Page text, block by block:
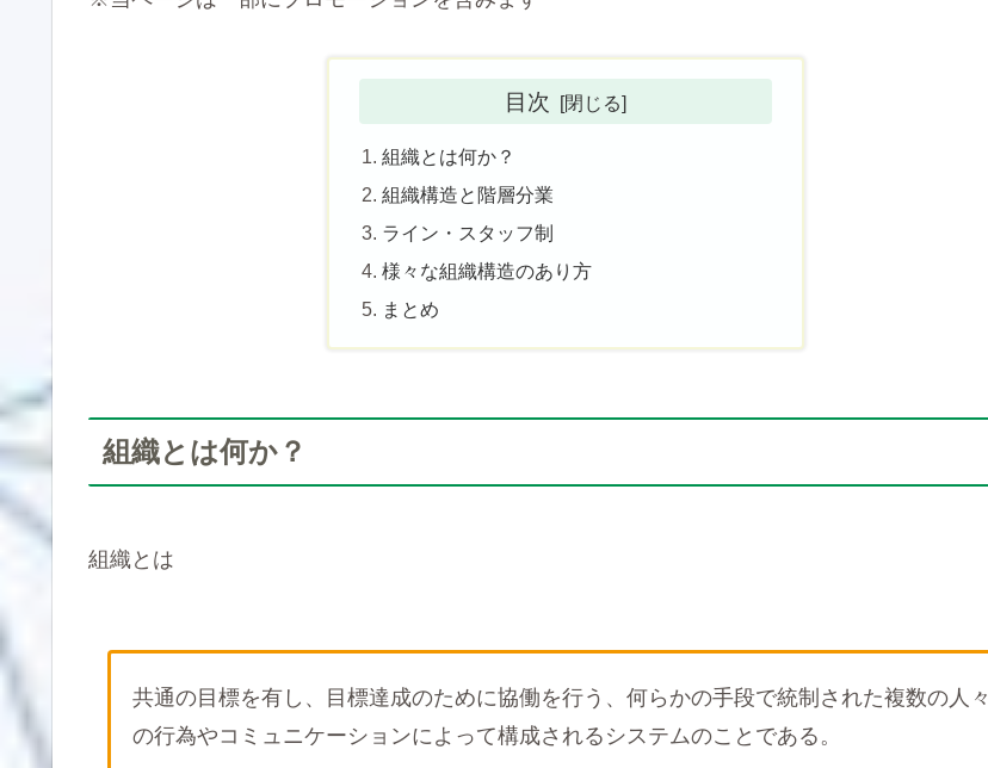
目次
組織とは何か？
組織構造と階層分業
ライン・スタッフ制
様々な組織構造のあり方
まとめ
組織とは何か？
組織とは
共通の目標を有し、目標達成のために協働を行う、何らかの手段で統制された複数の人々
の行為やコミュニケーションによって構成されるシステムのことである。